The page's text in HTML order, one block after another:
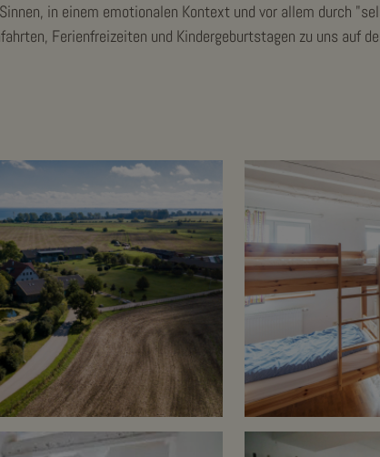
in einem emotionalen Kontext und vor allem durch
Ferienfreizeiten und Kindergeburtstagen zu uns auf